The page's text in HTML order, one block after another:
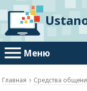
Главная Средства
Меню